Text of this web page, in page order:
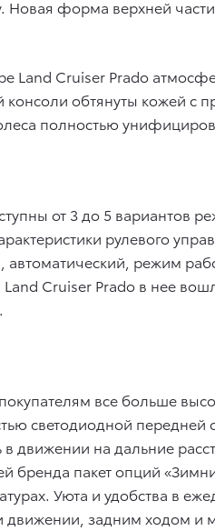
форма верхней
Land Cruiser Prado
обтянуты кожей с
полностью
от 3 до 5 вариантов
рулевого
режим
Cruiser Prado в нее
все больше
светодиодной передней
движении на дальние
пакет опций
Уюта и удобства в
задним ходом и